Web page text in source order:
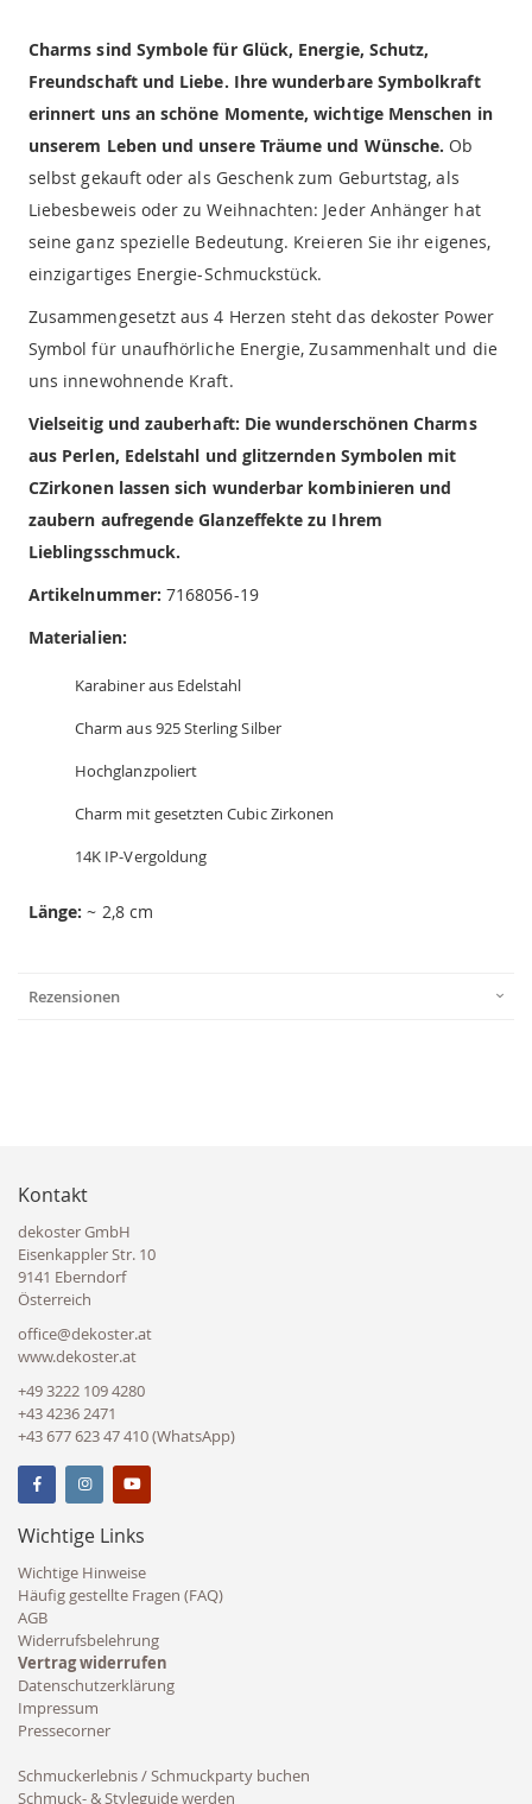
Charms sind Symbole für Glück, Energie, Schutz,
Freundschaft und Liebe. Ihre wunderbare Symbolkraft
erinnert uns an schöne Momente, wichtige Menschen in
unserem Leben und unsere Träume und Wünsche. Ob
selbst gekauft oder als Geschenk zum Geburtstag, als
Liebesbeweis oder zu Weihnachten: Jeder Anhänger hat
seine ganz spezielle Bedeutung. Kreieren Sie ihr eigenes,
einzigartiges Energie-Schmuckstück.
Zusammengesetzt aus 4 Herzen steht das dekoster Power
Symbol für unaufhörliche Energie, Zusammenhalt und die
uns innewohnende Kraft.
Vielseitig und zauberhaft: Die wunderschönen Charms
aus Perlen, Edelstahl und glitzernden Symbolen mit
CZirkonen lassen sich wunderbar kombinieren und
zaubern aufregende Glanzeffekte zu Ihrem
Lieblingsschmuck.
Artikelnummer:7168056-19
Materialien:
Karabiner aus Edelstahl
Charm aus 925 Sterling Silber
Hochglanzpoliert
Charm mit gesetzten Cubic Zirkonen
14K IP-Vergoldung
Länge: ~ 2,8 cm
Rezensionen
Kontakt
dekoster GmbH
Eisenkappler Str. 10
9141 Eberndorf
Österreich
office@dekoster.at
www.dekoster.at
+49 3222 109 4280
+43 4236 2471
+43 677 623 47 410 (WhatsApp)
Wichtige Links
Wichtige Hinweise
Häufig gestellte Fragen (FAQ)
AGB
Widerrufsbelehrung
Vertrag widerrufen
Datenschutzerklärung
Impressum
Pressecorner
Schmuckerlebnis / Schmuckparty buchen
Schmuck- & Styleguide werden